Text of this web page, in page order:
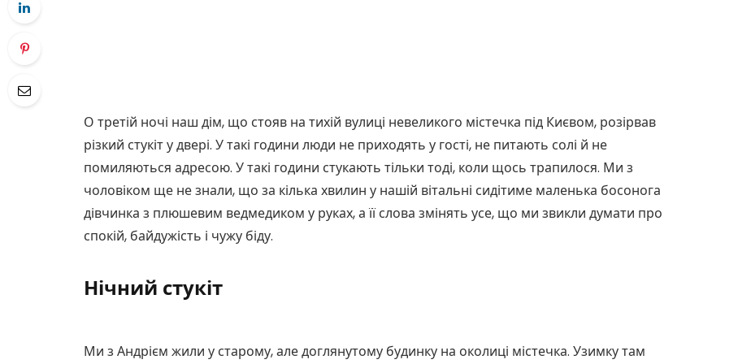
О третій ночі наш дім, що стояв на тихій вулиці невеликого містечка під Києвом, розірвав
різкий стукіт у двері. У такі години люди не приходять у гості, не питають солі й не
помиляються адресою. У такі години стукають тільки тоді, коли щось трапилося. Ми з
чоловіком ще не знали, що за кілька хвилин у нашій вітальні сидітиме маленька босонога
дівчинка з плюшевим ведмедиком у руках, а її слова змінять усе, що ми звикли думати про
спокій, байдужість і чужу біду.
Нічний стукіт
Ми з Андрієм жили у старому, але доглянутому будинку на околиці містечка. Узимку там